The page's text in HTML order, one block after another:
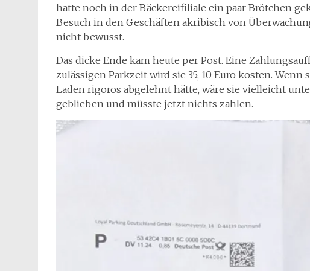
hatte noch in der Bäckereifiliale ein paar Brötchen
Besuch in den Geschäften akribisch von
nicht bewusst.
Das dicke Ende kam heute per Post. Eine
zulässigen Parkzeit wird sie 35, 10 Euro kosten.
Laden rigoros abgelehnt hätte, wäre sie vielleicht
geblieben und müsste jetzt nichts zahlen.